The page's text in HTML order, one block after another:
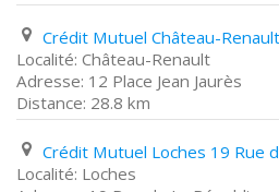
Château-Renault
12 Place Jean Jaurès
28.8 km
Loches